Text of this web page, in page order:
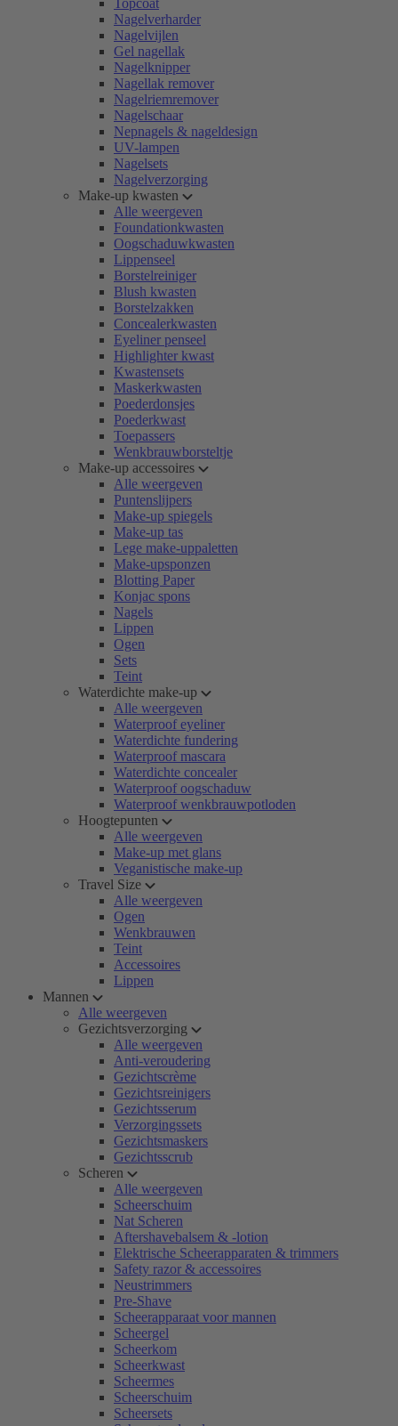
Topcoat
Nagelverharder
Nagelvijlen
Gel nagellak
Nagelknipper
Nagellak remover
Nagelriemremover
Nagelschaar
Nepnagels & nageldesign
UV-lampen
Nagelsets
Nagelverzorging
Make-up kwasten
Alle weergeven
Foundationkwasten
Oogschaduwkwasten
Lippenseel
Borstelreiniger
Blush kwasten
Borstelzakken
Concealerkwasten
Eyeliner penseel
Highlighter kwast
Kwastensets
Maskerkwasten
Poederdonsjes
Poederkwast
Toepassers
Wenkbrauwborsteltje
Make-up accessoires
Alle weergeven
Puntenslijpers
Make-up spiegels
Make-up tas
Lege make-uppaletten
Make-upsponzen
Blotting Paper
Konjac spons
Nagels
Lippen
Ogen
Sets
Teint
Waterdichte make-up
Alle weergeven
Waterproof eyeliner
Waterdichte fundering
Waterproof mascara
Waterdichte concealer
Waterproof oogschaduw
Waterproof wenkbrauwpotloden
Hoogtepunten
Alle weergeven
Make-up met glans
Veganistische make-up
Travel Size
Alle weergeven
Ogen
Wenkbrauwen
Teint
Accessoires
Lippen
Mannen
Alle weergeven
Gezichtsverzorging
Alle weergeven
Anti-veroudering
Gezichtscrème
Gezichtsreinigers
Gezichtsserum
Verzorgingssets
Gezichtsmaskers
Gezichtsscrub
Scheren
Alle weergeven
Scheerschuim
Nat Scheren
Aftershavebalsem & -lotion
Elektrische Scheerapparaten & trimmers
Safety razor & accessoires
Neustrimmers
Pre-Shave
Scheerapparaat voor mannen
Scheergel
Scheerkom
Scheerkwast
Scheermes
Scheerschuim
Scheersets